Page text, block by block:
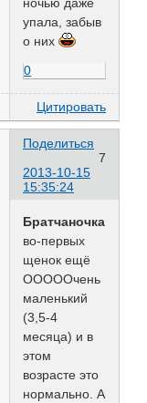
упала, забыв
о них
0
Цитировать
Поделиться
7
2013-10-15
15:35:24
Братчаночка
во-первых
щенок ещё
ОООООчень
маленький
(3,5-4
месяца) и в
этом
возрасте это
нормально. А